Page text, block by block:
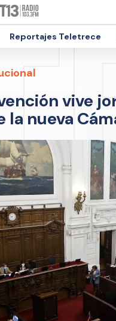
Reportajes Teletrece
vive
nueva